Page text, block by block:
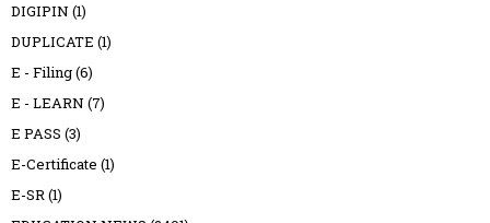
DIGIPIN (1)
DUPLICATE (1)
E - Filing(6)
E - LEARN (7)
E PASS (3)
E-Certificate (1)
E-SR(1)